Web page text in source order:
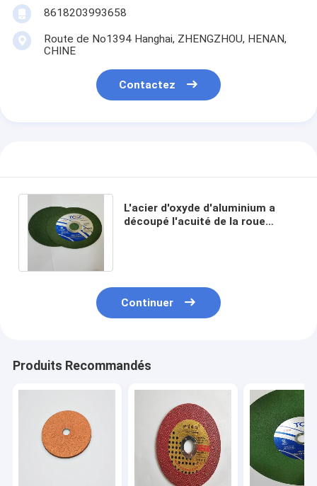
8618203993658
Route de No1394 Hanghai, ZHENGZHOU, HENAN,
CHINE
Contactez
L'acier d'oxyde d'aluminium a
découpé l'acuité de la roue
Continuer
Produits Recommandés